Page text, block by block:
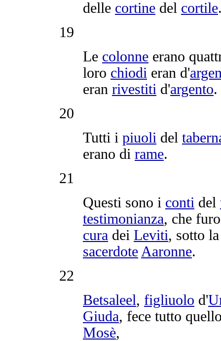
delle cortine del cortile
19
Le colonne erano
loro chiodi eran d'
eran rivestiti d'argento.
20
Tutti i piuoli del
erano di rame.
21
Questi sono i conti del
testimonianza, che
cura dei Leviti, sotto
sacerdote Aaronne.
22
Betsaleel, figliuolo d'
Giuda, fece tutto
Mosè,